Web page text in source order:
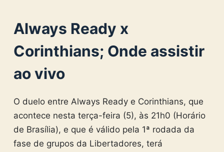
Always Ready x
Corinthians; Onde assistir
ao vivo
O duelo entre Always Ready e Corinthians, que
acontece nesta terça-feira (5), às 21h0 (Horário
de Brasília), e que é válido pela 1ª rodada da
fase de grupos da Libertadores, terá